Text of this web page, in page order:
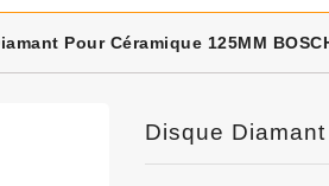
Pour Céramique 125MM
Disque